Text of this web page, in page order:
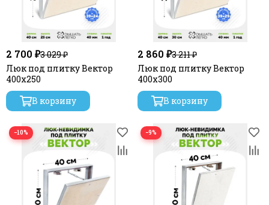
2 700 ₽3 029 ₽
Люк под плитку Вектор
400х250
В корзину
2 860 ₽3 211 ₽
Люк под плитку Вектор
400х300
В корзину
−10% −9%